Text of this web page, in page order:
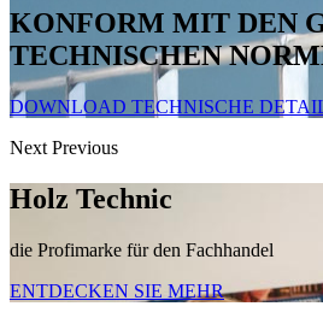
KONFORM MIT DEN
TECHNISCHEN
DOWNLOAD TECHNISCHE
Next Previous
Holz Technic
die Profimarke für den Fachhandel
ENTDECKEN SIE MEHR